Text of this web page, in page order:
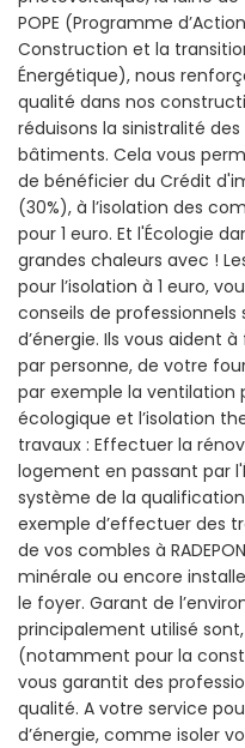
POPE (Programme
Construction et la
Énergétique), nous
qualité dans nos
réduisons la sinistralité des
bâtiments. Cela vous
de bénéficier du Crédit
(30%), à l’isolation des
pour 1 euro. Et l'Écologie
grandes chaleurs avec !
pour l’isolation à 1 euro,
conseils de professionnels
d’énergie. Ils vous aident
par personne, de votre
par exemple la ventilation
écologique et l’isolation
travaux : Effectuer la
logement en passant par
système de la
exemple d’effectuer des
de vos combles à
minérale ou encore
le foyer. Garant de
principalement utilisé
(notamment pour la
vous garantit des
qualité. A votre service
d’énergie, comme isoler